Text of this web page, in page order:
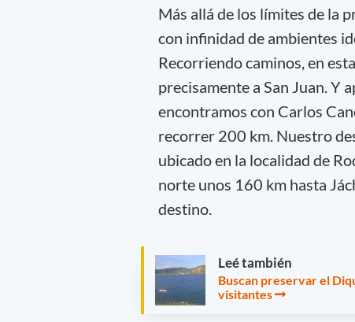
Más allá de los límites de la
con infinidad de ambientes
Recorriendo caminos, en
precisamente a San Juan. Y
encontramos con Carlos
recorrer 200 km. Nuestro
ubicado en la localidad de
norte unos 160 km hasta
destino.
Leé también
Buscan preservar el
visitantes